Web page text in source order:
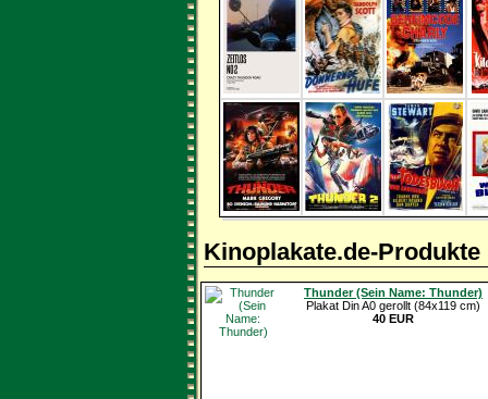
Kinoplakate.de-Produkte
Thunder (Sein Name: Thunder)
Plakat Din A0 gerollt (84x119 cm)
40 EUR